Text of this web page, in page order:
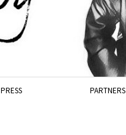
PRESS PARTNERS